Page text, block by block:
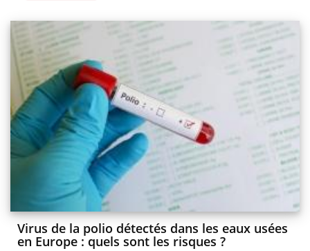
Virus de la polio détectés dans les eaux usées
en Europe : quels sont les risques ?